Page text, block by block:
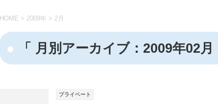
HOME > 2009年 > 2月
「 月別アーカイブ：2009年02
プライベート